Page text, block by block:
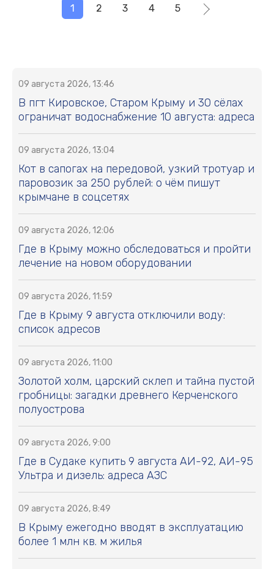
1 2 3 4 5
09 августа 2026, 13:46
В пгт Кировское, Старом Крыму и 30 сёлах
ограничат водоснабжение 10 августа: адреса
09 августа 2026, 13:04
Кот в сапогах на передовой, узкий тротуар и
паровозик за 250 рублей: о чём пишут
крымчане в соцсетях
09 августа 2026, 12:06
Где в Крыму можно обследоваться и пройти
лечение на новом оборудовании
09 августа 2026, 11:59
Где в Крыму 9 августа отключили воду:
список адресов
09 августа 2026, 11:00
Золотой холм, царский склеп и тайна пустой
гробницы: загадки древнего Керченского
полуострова
09 августа 2026, 9:00
Где в Судаке купить 9 августа АИ-92, АИ-95
Ультра и дизель: адреса АЗС
09 августа 2026, 8:49
В Крыму ежегодно вводят в эксплуатацию
более 1 млн кв. м жилья